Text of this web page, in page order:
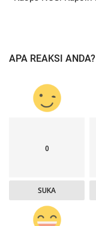
APA REAKSI ANDA?
0
SUKA